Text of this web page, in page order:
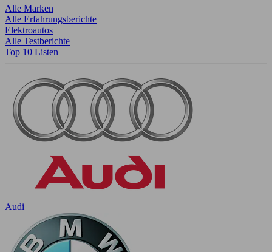
Alle Marken
Alle Erfahrungsberichte
Elektroautos
Alle Testberichte
Top 10 Listen
Audi